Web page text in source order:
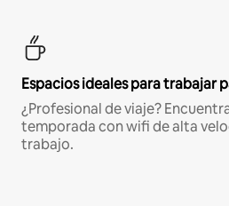
Espacios ideales para trabajar
¿Profesional de viaje?
temporada con wifi de alta
trabajo.